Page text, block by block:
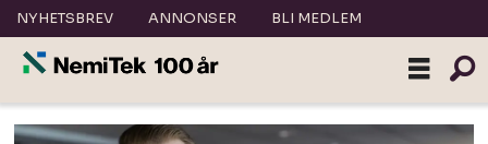
NYHETSBREV ANNONSER BLI MEDLEM